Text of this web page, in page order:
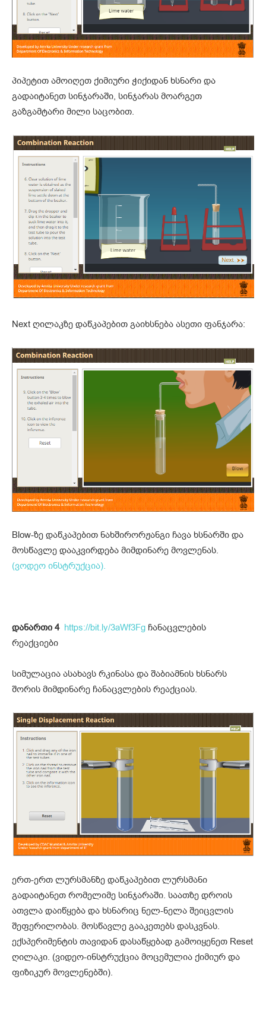
პიპეტით ამოიღეთ ქიმიური ჭიქიდან ხსნარი და
გადაიტანეთ სინჯარაში, სინჯარას მოარგეთ
გაზგამტარი მილი საცობით.
Next ღილაკზე დაწკაპებით გაიხსნება ასეთი ფანჯარა:
Blow-ზე დაწკაპებით ნახშირორჟანგი ჩავა ხსნარში და
მოსწავლე დააკვირდება მიმდინარე მოვლენას.
(ვოდეო ინსტრუქცია).
დანართი 4 https://bit.ly/3aWf3Fg ჩანაცვლების
რეაქციები
სიმულაცია ასახავს რკინასა და შაბიამნის ხსნარს
შორის მიმდინარე ჩანაცვლების რეაქციას.
ერთ-ერთ ლურსმანზე დაწკაპებით ლურსმანი
გადაიტანეთ რომელიმე სინჯარაში. საათზე დროის
ათვლა დაიწყება და ხსნარიც ნელ-ნელა შეიცვლის
შეფერილობას. მოსწავლე გააკეთებს დასკვნას.
ექსპერიმენტის თავიდან დასაწყებად გამოიყენეთ Reset
ღილაკი. (ვიდეო-ინსტრუქცია მოცემულია ქიმიურ და
ფიზიკურ მოვლენებში).